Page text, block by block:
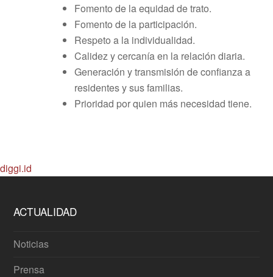
Fomento de la equidad de trato.
Fomento de la participación.
Respeto a la individualidad.
Calidez y cercanía en la relación diaria.
Generación y transmisión de confianza a
residentes y sus familias.
Prioridad por quien más necesidad tiene.
diggi.id
ACTUALIDAD
Noticias
Prensa